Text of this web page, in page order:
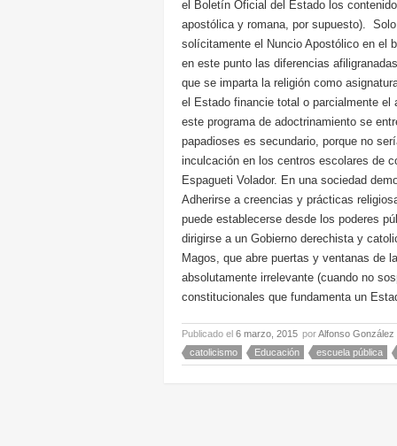
el Boletín Oficial del Estado los
apostólica y romana, por supuesto).
solícitamente el Nuncio Apostólico en el
en este punto las diferencias
que se imparta la religión como
el Estado financie total o parcialmente el
este programa de adoctrinamiento se
papadioses es secundario, porque no
inculcación en los centros escolares de
Espagueti Volador. En una sociedad
Adherirse a creencias y prácticas
puede establecerse desde los poderes
dirigirse a un Gobierno derechista y
Magos, que abre puertas y ventanas de
absolutamente irrelevante (cuando no
constitucionales que fundamenta un
Publicado el 6 marzo, 2015 porAlfonso González
catolicismo
Educación escuela pública